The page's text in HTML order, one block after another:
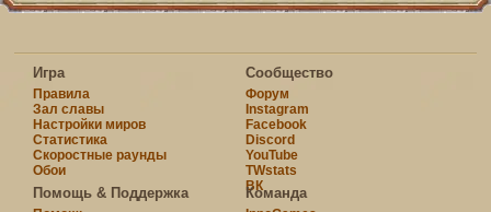
Игра
Правила
Зал славы
Настройки миров
Статистика
Скоростные раунды
Обои
Сообщество
Форум
Instagram
Facebook
Discord
YouTube
TWstats
ВК
Помощь & Поддержка Команда